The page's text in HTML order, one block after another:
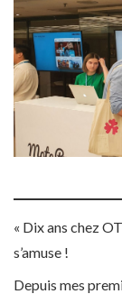
« Dix ans chez
s’amuse !
Depuis mes